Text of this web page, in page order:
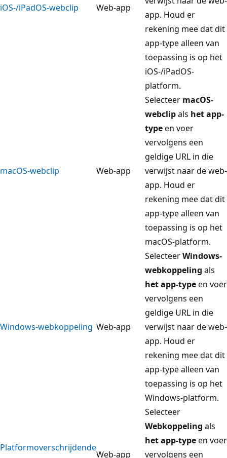
iOS-/iPadOS-webclip Web-app
app. Houd er
rekening mee dat dit
app-type alleen van
toepassing is op het
iOS-/iPadOS-
platform.
macOS-webclip Web-app
Selecteer macOS-
webclipals het app-
typeen voer
vervolgens een
geldige URL in die
verwijst naar de web-
app. Houd er
rekening mee dat dit
app-type alleen van
toepassing is op het
macOS-platform.
Windows-webkoppeling Web-app
SelecteerWindows-
webkoppeling als
het app-typeen voer
vervolgens een
geldige URL in die
verwijst naar de web-
app. Houd er
rekening mee dat dit
app-type alleen van
toepassing is op het
Windows-platform.
Platformoverschrijdende
Web-app
Selecteer
Webkoppeling als
het app-typeen voer
vervolgens een